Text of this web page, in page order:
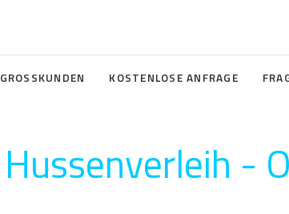
GROSSKUNDEN KOSTENLOSE ANFRAGE
Hussenverleih -